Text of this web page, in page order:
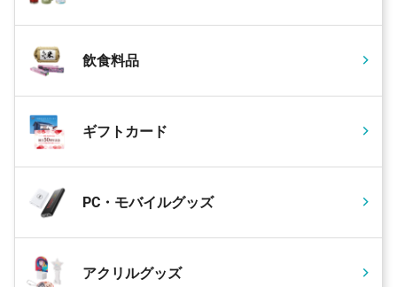
飲食料品
ギフトカード
PC・モバイルグッズ
アクリルグッズ